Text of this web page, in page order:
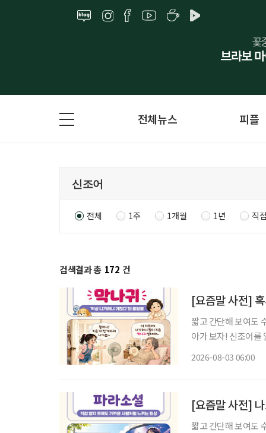
전체뉴스 피플
전체 1주 1개월 1년 직
검색결과 총 172 건
[요즘말 사전] 혹
짧고 간단해 보여도
아가 보자! 신조어를
2026-08-03 06:00
[요즘말 사전]
짧고 간단해 보여도